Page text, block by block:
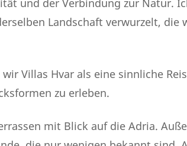
und der Verbindung zur Natur.
Landschaft verwurzelt,
Villas Hvar als eine sinnliche
zu erleben.
mit Blick auf die Adria.